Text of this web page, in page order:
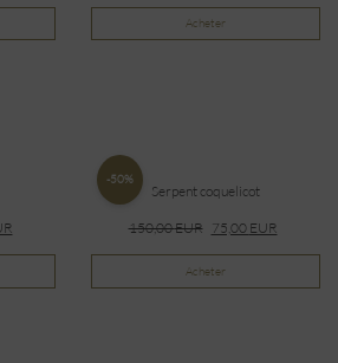
Acheter
-50%
Serpent coquelicot
150,00EUR 75,00 EUR
Acheter